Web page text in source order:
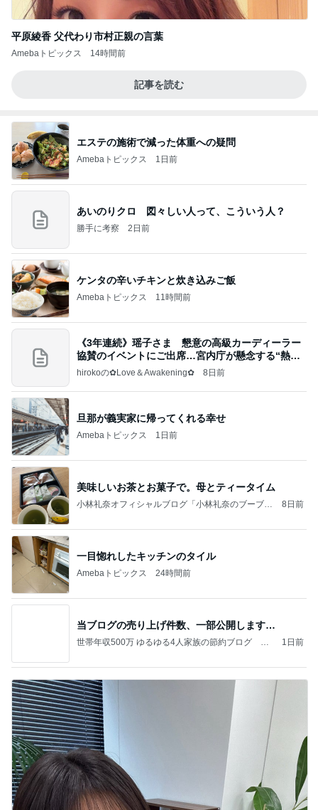
平原綾香 父代わり市村正親の言葉
Amebaトピックス 14時間前
記事を読む
エステの施術で減った体重への疑問
Amebaトピックス 1日前
あいのりクロ 図々しい人って、こういう人？
勝手に考察 2日前
ケンタの辛いチキンと炊き込みご飯
Amebaトピックス 11時間前
《3年連続》瑶子さま 懇意の高級カーディーラー
協賛のイベントにご出席…宮内庁が懸念する“熱心
すぎ
hirokoの✿Love＆Awakening✿ 8日前
旦那が義実家に帰ってくれる幸せ
Amebaトピックス 1日前
美味しいお茶とお菓子で。母とティータイム
小林礼奈オフィシャルブログ「小林礼奈のブーブー
8日前
一目惚れしたキッチンのタイル
Amebaトピックス 24時間前
当ブログの売り上げ件数、一部公開します…
世帯年収500万 ゆるゆる4人家族の節約ブログ 〜
1日前